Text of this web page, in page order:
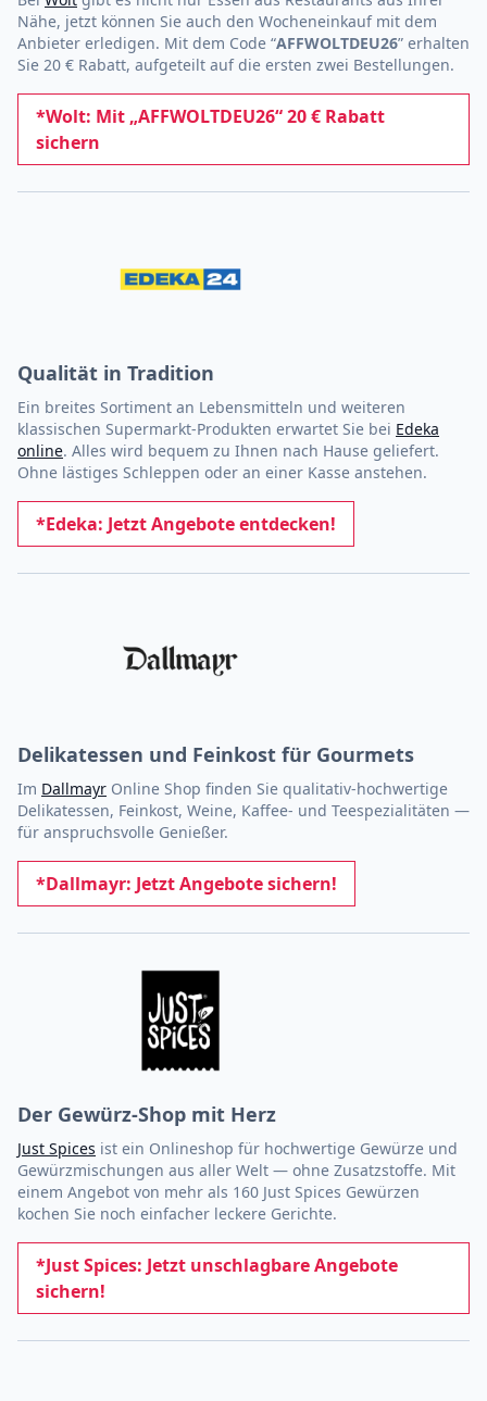
Nähe, jetzt können Sie auch den Wocheneinkauf mit dem
Anbieter erledigen. Mit dem Code “AFFWOLTDEU26” erhalten
Sie 20 € Rabatt, aufgeteilt auf die ersten zwei Bestellungen.
*Wolt: Mit „AFFWOLTDEU26“ 20 € Rabatt
sichern
Qualität in Tradition
Ein breites Sortiment an Lebensmitteln und weiteren
klassischen Supermarkt-Produkten erwartet Sie bei Edeka
online. Alles wird bequem zu Ihnen nach Hause geliefert.
Ohne lästiges Schleppen oder an einer Kasse anstehen.
*Edeka: Jetzt Angebote entdecken!
Delikatessen und Feinkost für Gourmets
Im Dallmayr Online Shop finden Sie qualitativ-hochwertige
Delikatessen, Feinkost, Weine, Kaffee- und Teespezialitäten —
für anspruchsvolle Genießer.
*Dallmayr: Jetzt Angebote sichern!
Der Gewürz-Shop mit Herz
Just Spices ist ein Onlineshop für hochwertige Gewürze und
Gewürzmischungen aus aller Welt — ohne Zusatzstoffe. Mit
einem Angebot von mehr als 160 Just Spices Gewürzen
kochen Sie noch einfacher leckere Gerichte.
*Just Spices: Jetzt unschlagbare Angebote
sichern!